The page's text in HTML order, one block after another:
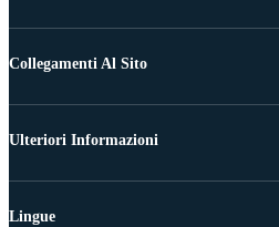
Collegamenti Al Sito
Ulteriori Informazioni
Lingue